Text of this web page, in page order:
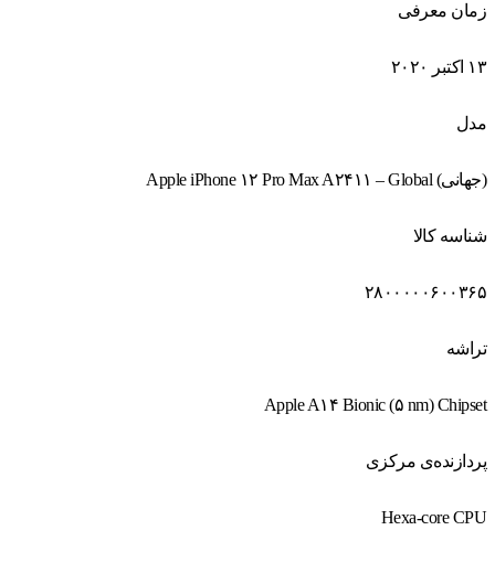
زمان معرفی
۱۳ اکتبر ۲۰۲۰
مدل
(جهانی) Apple iPhone ۱۲ Pro Max A۲۴۱۱ – Global
شناسه کالا
۲۸۰۰۰۰۰۶۰۰۳۶۵
تراشه
Apple A۱۴ Bionic (۵ nm) Chipset
پردازنده‌ی مرکزی
Hexa-core CPU